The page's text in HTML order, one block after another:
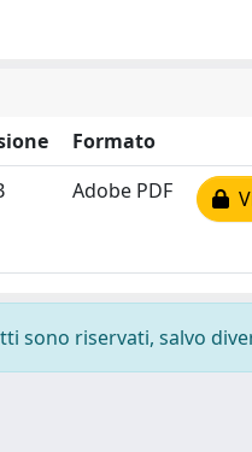
Formato
Adobe PDF
sono riservati, salvo